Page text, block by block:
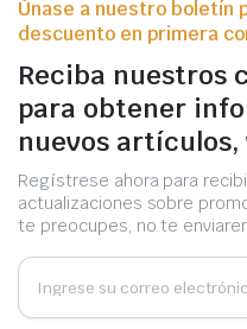
Únase a nuestro boletín
descuento en primera
Reciba nuestros
para obtener
nuevos artículos,
Regístrese ahora para
actualizaciones sobre
te preocupes, no te